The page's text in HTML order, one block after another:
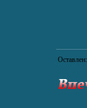
Оставлен: